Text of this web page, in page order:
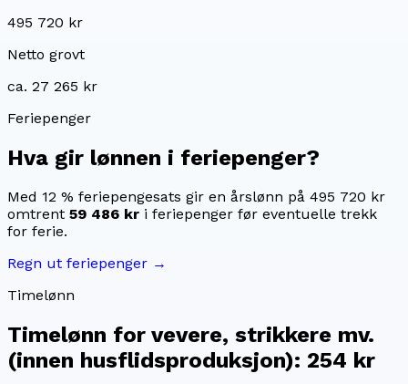
495 720 kr
Netto grovt
ca. 27 265 kr
Feriepenger
Hva gir lønnen i feriepenger?
Med 12 % feriepengesats gir en årslønn på 495 720 kr
omtrent 59 486 kr i feriepenger før eventuelle trekk
for ferie.
Regn ut feriepenger →
Timelønn
Timelønn for vevere, strikkere mv.
(innen husflidsproduksjon): 254 kr